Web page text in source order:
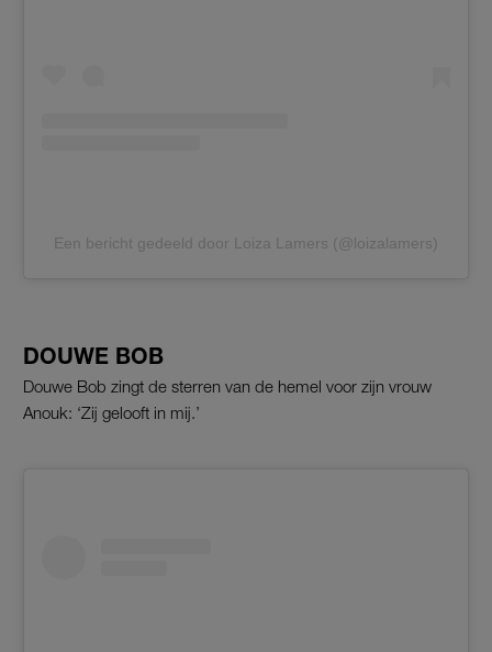
Een bericht gedeeld door Loiza Lamers (@loizalamers)
DOUWE BOB
Douwe Bob zingt de sterren van de hemel voor zijn vrouw
Anouk: ‘Zij gelooft in mij.’